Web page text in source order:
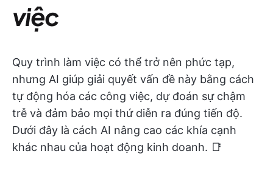
việc
Quy trình làm việc có thể trở nên phức tạp,
nhưng AI giúp giải quyết vấn đề này bằng cách
tự động hóa các công việc, dự đoán sự chậm
trễ và đảm bảo mọi thứ diễn ra đúng tiến độ.
Dưới đây là cách AI nâng cao các khía cạnh
khác nhau của hoạt động kinh doanh. 📑